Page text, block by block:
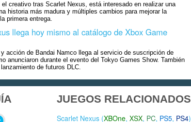
el creativo tras Scarlet Nexus, está interesado en realizar una
historia más madura y múltiples cambios para mejorar la
primera entrega.
llega hoy mismo al catálogo de Xbox Game
acción de Bandai Namco llega al servicio de suscripción de
anunciaron durante el evento del Tokyo Games Show. También
de futuros DLC.
JUEGOS RELACIONADOS
Scarlet Nexus (XBOne, XSX, PC, PS5, PS4)